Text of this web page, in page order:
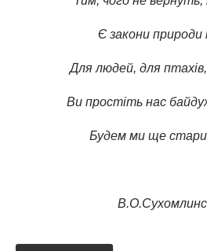
Є закони природи
Для людей, для
Ви простіть нас
Будем ми ще